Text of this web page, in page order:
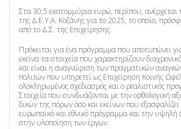
Στα 30,5 εκατομμύρια ευρώ, περίπου, ανέρχεται
της Δ.Ε.Υ.Α. Κοζάνης για το 2025, το οποίο,
από το Δ.Σ. της Επιχείρησης.
Πρόκειται για ένα πρόγραμμα που αποτυπώνει
εκείνα τα στοιχεία που χαρακτηρίζουν
και είναι η αναγνώριση των πραγματικών
πολιτών που υπηρετεί ως Επιχείρηση Κοινής
ολοκληρωμένος σχεδιασμός και ο ρεαλιστικός
Στοιχεία που συνδυάζονται με την ορθολογική
δικών της πόρων όσο και εκείνων που
ευρωπαϊκό και εθνικό πρόγραμμα και την υψηλή
στην υλοποίηση των έργων.